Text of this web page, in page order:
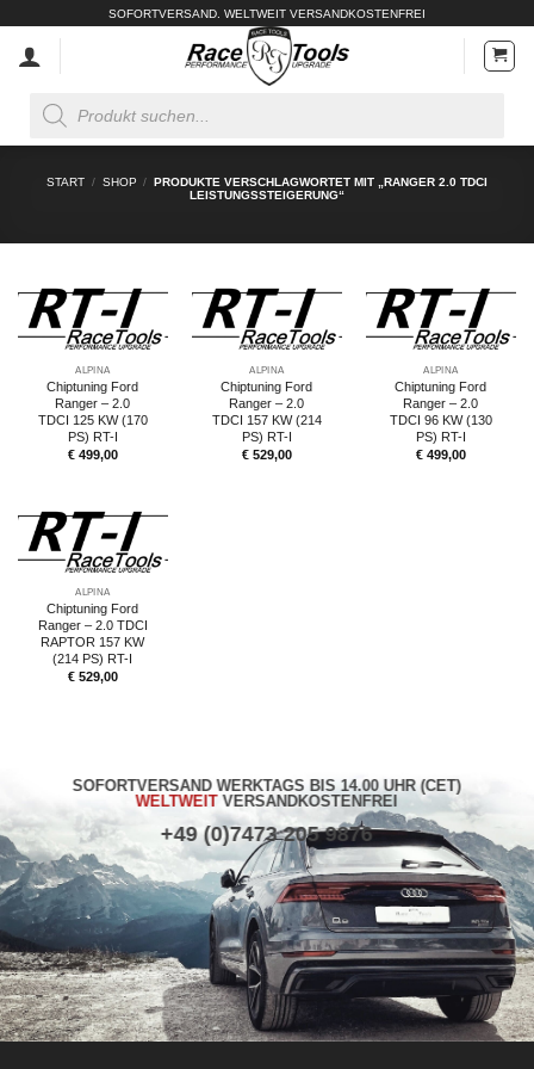
springen
SOFORTVERSAND. WELTWEIT VERSANDKOSTENFREI
search
START / SHOP / PRODUKTE VERSCHLAGWORTET MIT „RANGER 2.0 TDCI
LEISTUNGSSTEIGERUNG“
ALPINA
Chiptuning Ford
Ranger – 2.0
TDCI 125 KW (170
PS) RT-I
€499,00
ALPINA
Chiptuning Ford
Ranger – 2.0
TDCI 157 KW (214
PS) RT-I
€529,00
ALPINA
Chiptuning Ford
Ranger – 2.0
TDCI 96 KW (130
PS) RT-I
€499,00
ALPINA
Chiptuning Ford
Ranger – 2.0 TDCI
RAPTOR 157 KW
(214 PS) RT-I
€529,00
SOFORTVERSAND WERKTAGS BIS 14.00 UHR (CET)
WELTWEITVERSANDKOSTENFREI
+49 (0)7473 205 9876